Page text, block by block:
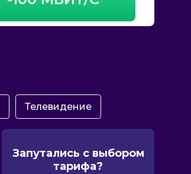
Телевидение
Запутались с выбором
тарифа?